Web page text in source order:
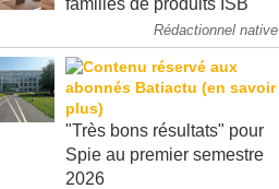
familles de produits ISB
Rédactionnel native
"Très bons résultats" pour
Spie au premier semestre
2026